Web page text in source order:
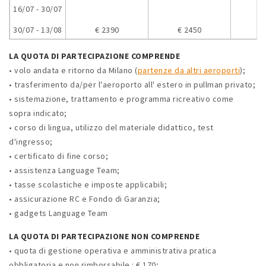
16/07 - 30/07
30/07 - 13/08
€ 2390 € 2450
LA QUOTA DI PARTECIPAZIONE COMPRENDE
• volo andata e ritorno da Milano (partenze da altri aeroporti);
• trasferimento da/per l'aeroporto all' estero in pullman privato;
• sistemazione, trattamento e programma ricreativo come
sopra indicato;
• corso di lingua, utilizzo del materiale didattico, test
d'ingresso;
• certificato di fine corso;
• assistenza Language Team;
• tasse scolastiche e imposte applicabili;
• assicurazione RC e Fondo di Garanzia;
• gadgets Language Team
LA QUOTA DI PARTECIPAZIONE NON COMPRENDE
• quota di gestione operativa e amministrativa pratica